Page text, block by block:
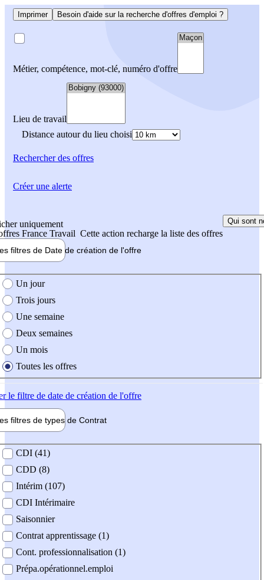
Imprimer Besoin d'aide sur la recherche d'offres d'emploi ?
Métier, compétence, mot-clé, numéro d'offre
Lieu de travail
Distance autour du lieu choisi
Rechercherdes offres
uniquement
France Travail Cette action recharge la liste des offres
Qui sont
filtres de Date de création de l'offre
création de l'offre
Un jour
Trois jours
Une semaine
Deux semaines
Un mois
Toutes les offres
le filtre de date de création de l'offre
filtres de types de Contrat
contrat
CDI (41)
CDD (8)
Intérim (107)
CDI Intérimaire
Saisonnier
Contrat apprentissage (1)
Cont. professionnalisation (1)
Prépa.opérationnel.emploi
Créer une alerte